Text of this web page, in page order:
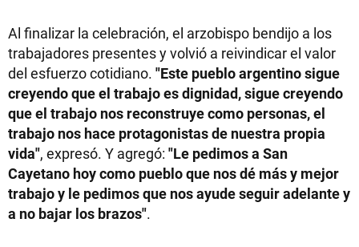
Al finalizar la celebración, el arzobispo bendijo a los
trabajadores presentes y volvió a reivindicar el valor
del esfuerzo cotidiano. "Este pueblo argentino sigue
creyendo que el trabajo es dignidad, sigue creyendo
que el trabajo nos reconstruye como personas, el
trabajo nos hace protagonistas de nuestra propia
vida", expresó. Y agregó: "Le pedimos a San
Cayetano hoy como pueblo que nos dé más y mejor
trabajo y le pedimos que nos ayude seguir adelante y
a no bajar los brazos".